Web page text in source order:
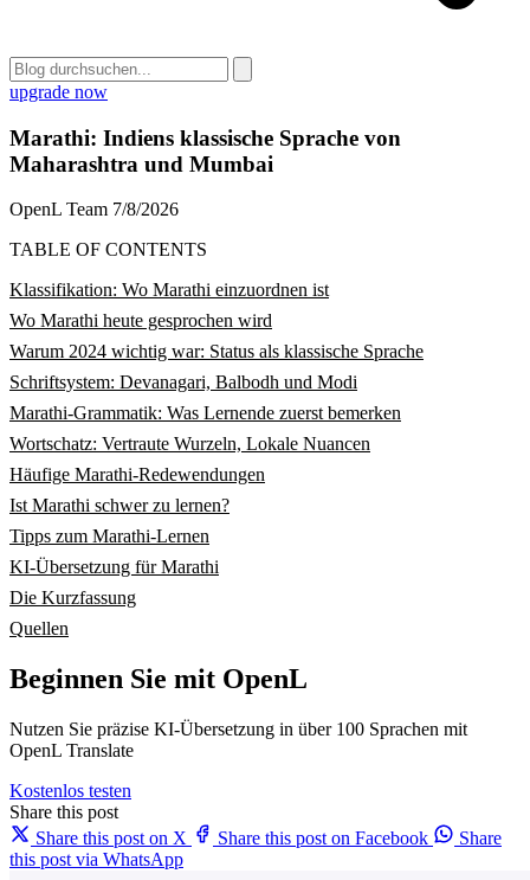
upgrade now
Marathi: Indiens klassische Sprache von
Maharashtra und Mumbai
OpenL Team 7/8/2026
TABLE OF CONTENTS
Klassifikation: Wo Marathi einzuordnen ist
Wo Marathi heute gesprochen wird
Warum 2024 wichtig war: Status als klassische Sprache
Schriftsystem: Devanagari, Balbodh und Modi
Marathi-Grammatik: Was Lernende zuerst bemerken
Wortschatz: Vertraute Wurzeln, Lokale Nuancen
Häufige Marathi-Redewendungen
Ist Marathi schwer zu lernen?
Tipps zum Marathi-Lernen
KI-Übersetzung für Marathi
Die Kurzfassung
Quellen
Beginnen Sie mit OpenL
Nutzen Sie präzise KI-Übersetzung in über 100 Sprachen mit
OpenL Translate
Kostenlos testen
Share this post
Share this post on X
Share this post on Facebook
Share
this post via WhatsApp